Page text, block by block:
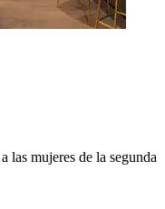
las mujeres de la segunda